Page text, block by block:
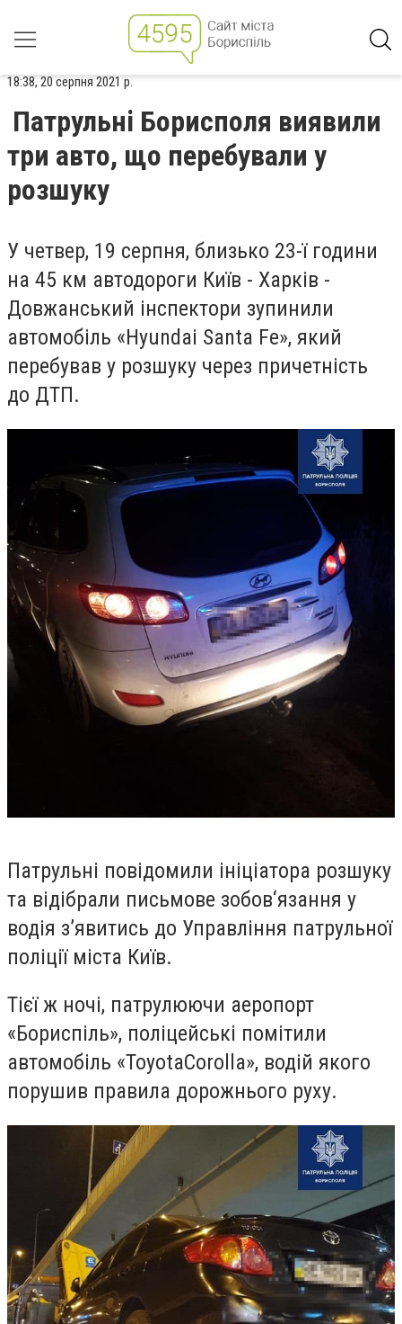
18:38, 20 серпня 2021 р.
Патрульні Борисполя виявили
три авто, що перебували у
розшуку
У четвер, 19 серпня, близько 23-ї години
на 45 км автодороги Київ - Харків -
Довжанський інспектори зупинили
автомобіль «Hyundai Santa Fe», який
перебував у розшуку через причетність
до ДТП.
Патрульні повідомили ініціатора розшуку
та відібрали письмове зобов‘язання у
водія з’явитись до Управління патрульної
поліції міста Київ.
Тієї ж ночі, патрулюючи аеропорт
«Бориспіль», поліцейські помітили
автомобіль «ToyotaCorolla», водій якого
порушив правила дорожнього руху.